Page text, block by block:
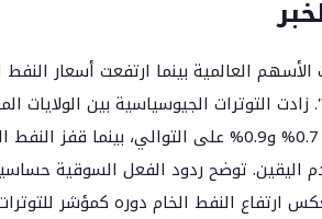
العالمية بينما ارتفعت أسعار
توضح ردود الفعل السوقية
ارتفاع النفط الخام دوره كمؤشر